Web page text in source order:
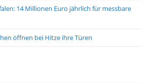
14 Millionen Euro jährlich für messbare
öffnen bei Hitze ihre Türen